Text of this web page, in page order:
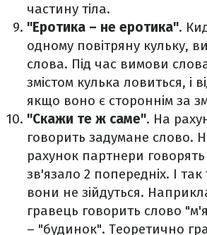
частину тіла.
"Еротика – не еротика".
одному повітряну кульку,
слова. Під час вимови
змістом кулька ловиться, і
якщо воно є стороннім за
"Скажи те ж саме". На
говорить задумане слово.
рахунок партнери
зв'язало 2 попередніх. І
вони не зійдуться.
гравець говорить слово
– "будинок". Теоретично